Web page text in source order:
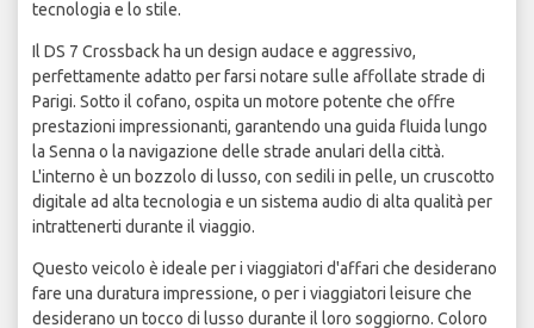
tecnologia e lo stile.
Il DS 7 Crossback ha un design audace e aggressivo,
perfettamente adatto per farsi notare sulle affollate strade di
Parigi. Sotto il cofano, ospita un motore potente che offre
prestazioni impressionanti, garantendo una guida fluida lungo
la Senna o la navigazione delle strade anulari della città.
L'interno è un bozzolo di lusso, con sedili in pelle, un cruscotto
digitale ad alta tecnologia e un sistema audio di alta qualità per
intrattenerti durante il viaggio.
Questo veicolo è ideale per i viaggiatori d'affari che desiderano
fare una duratura impressione, o per i viaggiatori leisure che
desiderano un tocco di lusso durante il loro soggiorno. Coloro